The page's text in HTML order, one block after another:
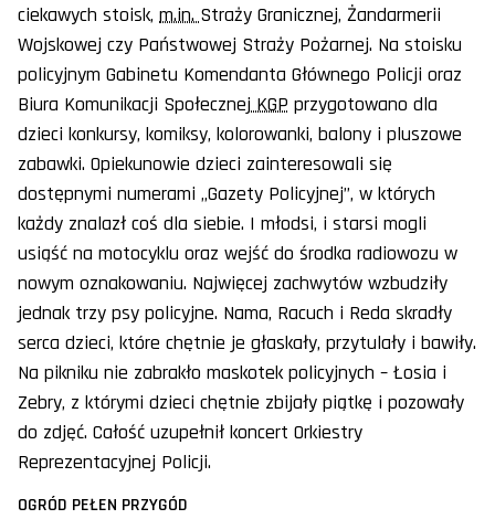
ciekawych stoisk, m.in.Straży Granicznej, Żandarmerii
Wojskowej czy Państwowej Straży Pożarnej. Na stoisku
policyjnym Gabinetu Komendanta Głównego Policji oraz
Biura Komunikacji SpołecznejKGP przygotowano dla
dzieci konkursy, komiksy, kolorowanki, balony i pluszowe
zabawki. Opiekunowie dzieci zainteresowali się
dostępnymi numerami „Gazety Policyjnej”, w których
każdy znalazł coś dla siebie. I młodsi, i starsi mogli
usiąść na motocyklu oraz wejść do środka radiowozu w
nowym oznakowaniu. Najwięcej zachwytów wzbudziły
jednak trzy psy policyjne. Nama, Racuch i Reda skradły
serca dzieci, które chętnie je głaskały, przytulały i bawiły.
Na pikniku nie zabrakło maskotek policyjnych – Łosia i
Zebry, z którymi dzieci chętnie zbijały piątkę i pozowały
do zdjęć. Całość uzupełnił koncert Orkiestry
Reprezentacyjnej Policji.
OGRÓD PEŁEN PRZYGÓD